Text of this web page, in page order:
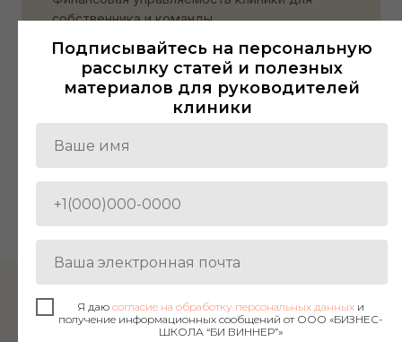
Подписывайтесь на персональную
рассылку статей и полезных
материалов для руководителей
клиники
Я даю согласие на обработку персональных данных и
получение информационных сообщений от ООО «БИЗНЕС-
ШКОЛА “БИ ВИННЕР”»
собственника и команды
Результат: собственник видит реальность в
цифрах — прибыль, загрузку, потери, точки